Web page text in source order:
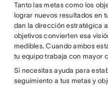
Tanto las metas como los
lograr nuevos resultados en
dan la dirección estratégica
objetivos convierten esa
medibles. Cuando ambos
tu equipo trabaja con mayor
Si necesitas ayuda para
seguimiento a tus metas y